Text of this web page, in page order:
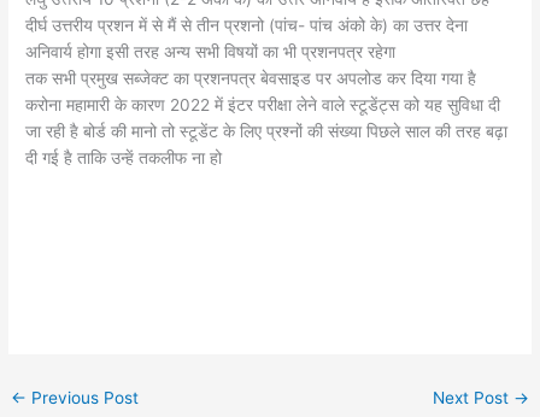
दीर्घ उत्तरीय प्रशन में से मैं से तीन प्रशनो (पांच- पांच अंको के) का उत्तर देना
अनिवार्य होगा इसी तरह अन्य सभी विषयों का भी प्रशनपत्र रहेगा
तक सभी प्रमुख सब्जेक्ट का प्रशनपत्र बेवसाइड पर अपलोड कर दिया गया है
करोना महामारी के कारण 2022 में इंटर परीक्षा लेने वाले स्टूडेंट्स को यह सुविधा दी
जा रही है बोर्ड की मानो तो स्टूडेंट के लिए प्रश्नों की संख्या पिछले साल की तरह बढ़ा
दी गई है ताकि उन्हें तकलीफ ना हो
← Previous Post Next Post →